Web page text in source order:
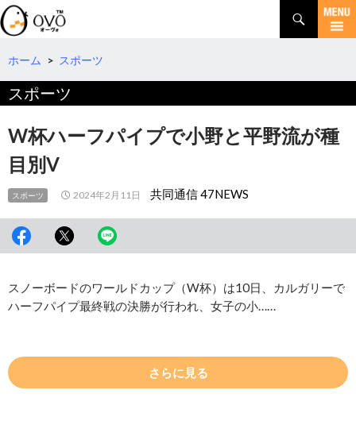
検
索
コ
テ
へ
移
ホーム > スポーツ
スポーツ
W杯ハーフパイプで小野と平野流が種
目別V
スポーツ 2024年2月11日 共同通信 47NEWS
スノーボードのワールドカップ（W杯）は10日、カルガリーで
ハーフパイプ最終戦の決勝が行われ、女子の小……
さらに見る